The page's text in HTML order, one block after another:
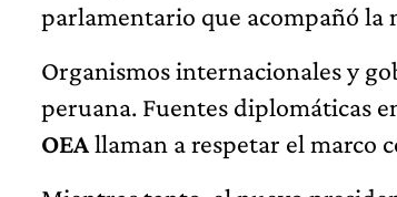
parlamentario que acompañó la
Organismos internacionales y
peruana. Fuentes diplomáticas
OEAllaman a respetar el